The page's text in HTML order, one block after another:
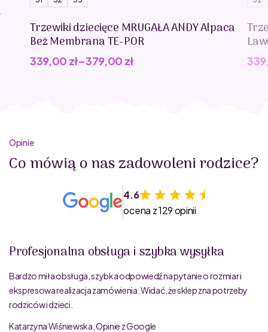
Trzewiki dziecięce MRUGAŁA ANDY Alpaca
Beż Membrana TE-POR
339,00 zł–379,00 zł
Opinie
Co mówią o nas zadowoleni rodzice?
4.6
ocena z 129 opinii
Profesjonalna obsługa i szybka wysyłka
Bardzo miła obsługa, szybka odpowiedź na pytanie o rozmiar i
ekspresowa realizacja zamówienia. Widać, że sklep zna potrzeby
rodziców i dzieci.
Katarzyna Wiśniewska, Opinie z Google